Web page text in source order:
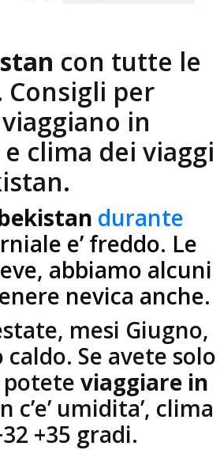
con tutte le
Consigli per
in
clima dei viaggi
durante
e’ freddo. Le
abbiamo alcuni
nevica anche.
mesi Giugno,
Se avete solo
poteteviaggiare in
c’e’ umidita’, clima
+35 gradi.